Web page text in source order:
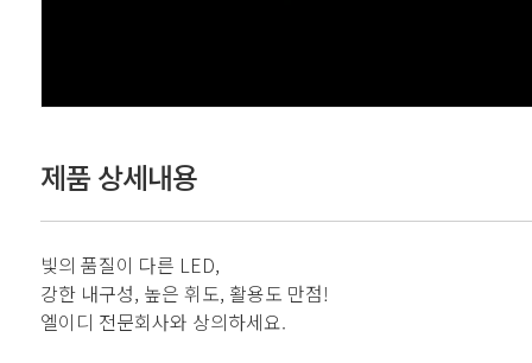
제품 상세내용
빛의 품질이 다른 LED,
강한 내구성, 높은 휘도, 활용도 만점!
엘이디 전문회사와 상의하세요.